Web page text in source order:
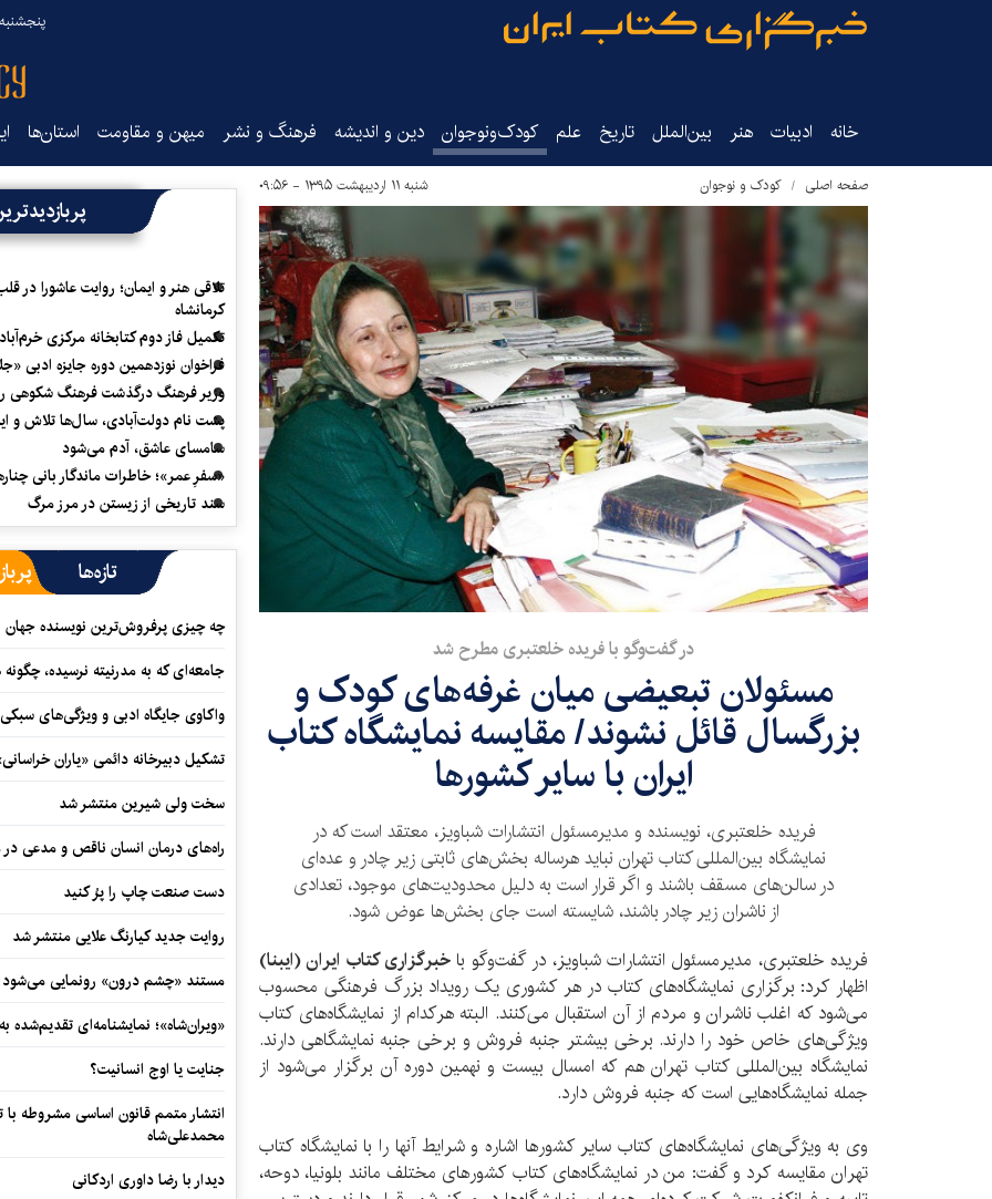
پنجشنبه ۱۵ مرداد
خانه ادبیات هنر بین‌الملل تاریخ‌ علم کودک‌ونوجوان دین و اندیشه فرهنگ و نشر میهن و مقاومت استان‌ها
صفحه اصلی کودک و نوجوان شنبه ۱۱ اردیبهشت ۱۳۹۵ - ۰۹:۵۶
در گفت‌وگو با فریده خلعتبری مطرح شد
مسئولان تبعیضی میان غرفه‌های کودک و
بزرگسال قائل نشوند/ مقایسه نمایشگاه کتاب
ایران با سایر کشورها
فریده خلعتبری، نویسنده و مدیرمسئول انتشارات شباویز، معتقد است که در
نمایشگاه بین‌المللی کتاب تهران نباید هرساله بخش‌های ثابتی زیر چادر و عده‌ای
در سالن‌های مسقف باشند و اگر قرار است به دلیل محدودیت‌های موجود، تعدادی
از ناشران زیر چادر باشند، شایسته است جای بخش‌ها عوض شود.
فریده خلعتبری، مدیرمسئول انتشارات شباویز، در گفت‌وگو با خبرگزاری کتاب ایران (ایبنا)
اظهار کرد: برگزاری نمایشگاه‌های کتاب در هر کشوری یک رویداد بزرگ فرهنگی محسوب
می‌شود که اغلب ناشران و مردم از آن استقبال می‌کنند. البته هرکدام از نمایشگاه‌های کتاب
ویژگی‌های خاص خود را دارند. برخی بیشتر جنبه فروش و برخی جنبه نمایشگاهی دارند.
نمایشگاه بین‌المللی کتاب تهران هم که امسال بیست و نهمین دوره آن برگزار می‌شود از
جمله نمایشگاه‌هایی است که جنبه فروش دارد.
وی به ویژگی‌های نمایشگاه‌های کتاب سایر کشورها اشاره و شرایط آنها را با نمایشگاه کتاب
تهران مقایسه کرد و گفت: من در نمایشگاه‌های کتاب کشورهای مختلف مانند بلونیا، دوحه،
تلاقی هنر و ایمان؛ روایت عاشورا در
کرمانشاه
تکمیل فاز دوم کتابخانه مرکزی
فراخوان نوزدهمین دوره جایزه ادبی
وزیر فرهنگ درگذشت فرهنگ شکوهی
پشت نام دولت‌آبادی، سال‌ها تلاش و
سامسای عاشق، آدم می‌شود
«سفرِ عمر»؛ خاطرات ماندگار بانی
سند تاریخی از زیستن در مرز مرگ
تازه‌ها
چه چیزی پرفروش‌ترین نویسنده جهان
جامعه‌ای که به مدرنیته نرسیده،
واکاوی جایگاه ادبی و ویژگی‌های
تشکیل دبیرخانه دائمی «یاران
سخت ولی شیرین منتشر شد
راه‌های درمان انسان ناقص و مدعی
دست صنعت چاپ را پرُ کنید
روایت جدید کیارنگ علایی منتشر شد
مستند «چشم درون» رونمایی می‌شود
«ویران‌شاه»؛ نمایشنامه‌ای تقدیم‌شده
جنایت یا اوج انسانیت؟
انتشار متمم قانون اساسی مشروطه
محمدعلی‌شاه
دیدار با رضا داوری اردکانی